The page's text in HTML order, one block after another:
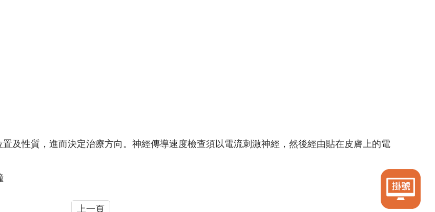
及性質，進而決定治療方向。神經傳導速度檢查須以電流刺激神經，然後經由貼在皮膚上的電
上一頁